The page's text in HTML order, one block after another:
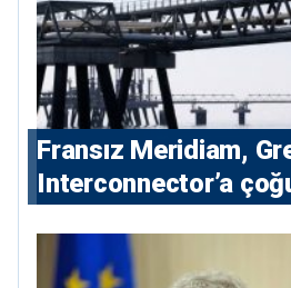
Fransız Meridiam,
Interconnector’a